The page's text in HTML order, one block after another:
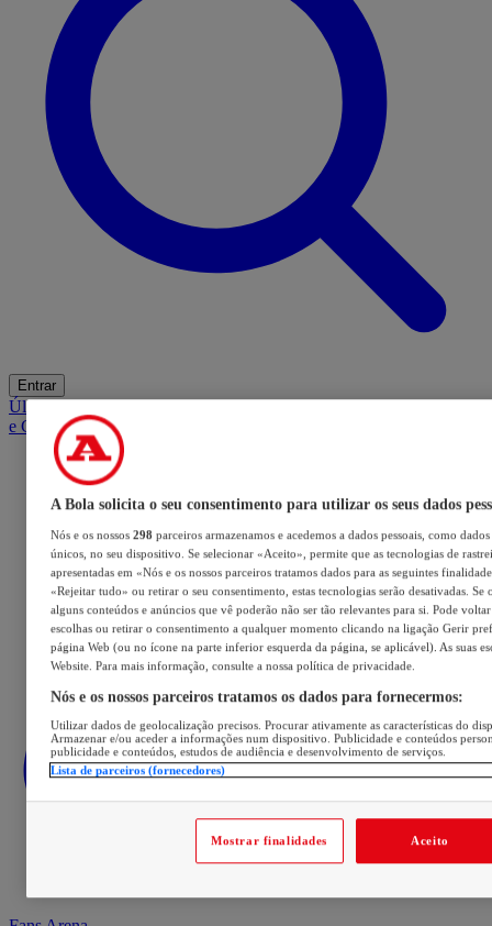
Entrar
ÚltimasMercadoOpiniãoiGaming HubA BOLA SUGEREBarba
e Cabelo
A Bola solicita o seu consentimento para utilizar os seus dados
Nós e os nossos 298 parceiros armazenamos e acedemos a dados pessoais, como
únicos, no seu dispositivo. Se selecionar «Aceito», permite que as tecnologias de
apresentadas em «Nós e os nossos parceiros tratamos dados para as seguintes
«Rejeitar tudo» ou retirar o seu consentimento, estas tecnologias serão desativadas. Se
alguns conteúdos e anúncios que vê poderão não ser tão relevantes para si. Pode voltar
escolhas ou retirar o consentimento a qualquer momento clicando na ligação Gerir
página Web (ou no ícone na parte inferior esquerda da página, se aplicável). As suas
Website. Para mais informação, consulte a nossa política de privacidade.
Nós e os nossos parceiros tratamos os dados para fornecermos:
Utilizar dados de geolocalização precisos. Procurar ativamente as características do
Armazenar e/ou aceder a informações num dispositivo. Publicidade e conteúdos
publicidade e conteúdos, estudos de audiência e desenvolvimento de serviços.
Lista de parceiros (fornecedores)
Mostrar finalidades Aceito